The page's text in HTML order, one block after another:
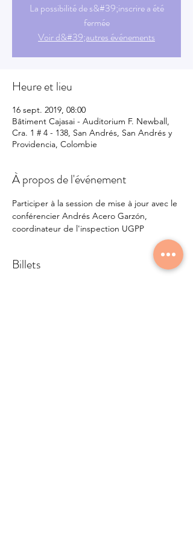
La possibilité de s&#39;inscrire a été
fermée
Voir d&#39;autres événements
Heure et lieu
16 sept. 2019, 08:00
Bâtiment Cajasai - Auditorium F. Newball,
Cra. 1 # 4 - 138, San Andrés, San Andrés y
Providencia, Colombie
À propos de l'événement
Participer à la session de mise à jour avec le
conférencier Andrés Acero Garzón,
coordinateur de l'inspection UGPP
Billets